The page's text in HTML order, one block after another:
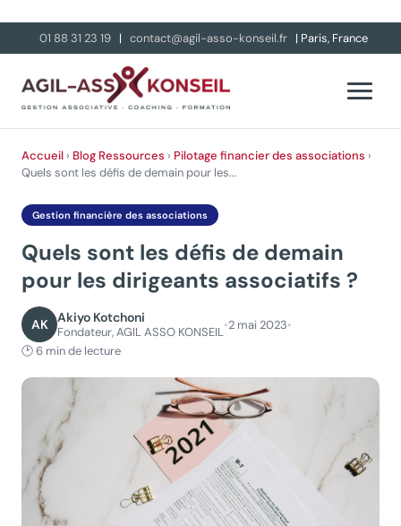
01 88 31 23 19 | contact@agil-asso-konseil.fr | Paris, France
Accueil › Blog Ressources › Pilotage financier des associations ›
Quels sont les défis de demain pour les...
Gestion financière des associations
Quels sont les défis de demain
pour les dirigeants associatifs ?
AK Akiyo Kotchoni
Fondateur, AGIL ASSO KONSEIL•2 mai 2023•
🕑 6 min de lecture